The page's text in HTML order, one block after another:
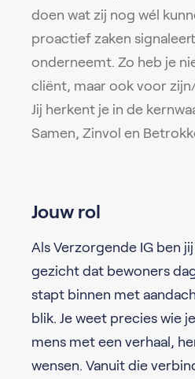
doen wat zij nog wél
proactief zaken
onderneemt. Zo heb je
cliënt, maar ook voor
Jij herkent je in de
Samen, Zinvol en
Jouw rol
Als Verzorgende IG ben
gezicht dat bewoners
stapt binnen met
blik. Je weet precies wie
mens met een verhaal,
wensen. Vanuit die